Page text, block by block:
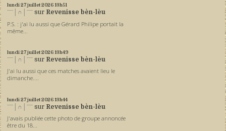
lundi 27juillet 202613h51
ˉˉˉ│∩│ˉˉˉ sur Revenisse bèn-lèu
P.S. : j'ai lu aussi que Gérard Philipe portait la
même...
lundi 27juillet 202613h49
ˉˉˉ│∩│ˉˉˉ sur Revenisse bèn-lèu
J'ai lu aussi que ces matches avaient lieu le
dimanche....
lundi 27juillet 202613h44
ˉˉˉ│∩│ˉˉˉ sur Revenisse bèn-lèu
J'avais publiée cette photo de groupe annoncée
être du 18...